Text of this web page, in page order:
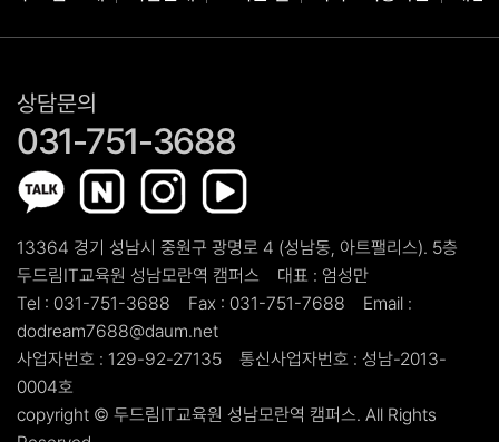
상담문의
031-751-3688
13364 경기 성남시 중원구 광명로 4 (성남동, 아트팰리스). 5층
두드림IT교육원 성남모란역 캠퍼스
대표 : 엄성만
Tel : 031-751-3688 Fax : 031-751-7688
Email :
dodream7688@daum.net
사업자번호 : 129-92-27135 통신사업자번호 : 성남-2013-
0004호
copyright © 두드림IT교육원 성남모란역 캠퍼스. All Rights